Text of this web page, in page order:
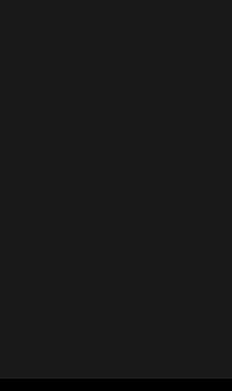
nueva ventana)
nueva ventana)